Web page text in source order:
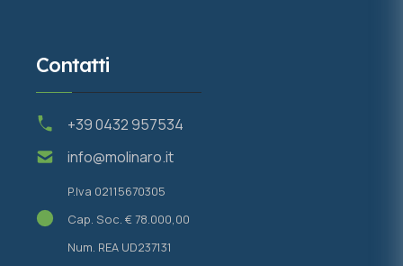
Contatti
+39 0432 957534
info@molinaro.it
P.Iva 02115670305
Cap. Soc. € 78.000,00
Num. REA UD237131